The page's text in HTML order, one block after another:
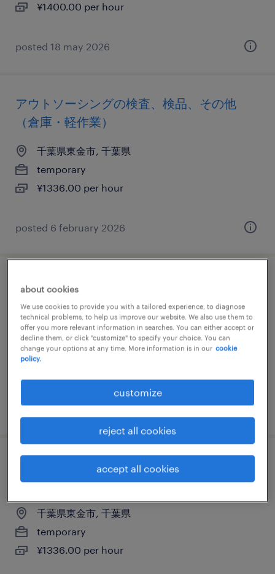
¥1400.00 per hour
posted 18 may 2026
アウトソーシングの検査、検品、その他
（倉庫・軽作業）
千葉県東金市, 千葉県
temporary
¥1336.00 per hour
posted 6 february 2026
アウトソーシングの検査、検品、その他
（倉庫・軽作業）
千葉県東金市, 千葉県
temporary
posted 31 march 2026
アウトソーシングの検査、仕分け・ピッキ
ング・梱包、清掃、入出荷
千葉県東金市, 千葉県
temporary
¥1336.00 per hour
about cookies
We use cookies to provide you with a tailored experience, to diagnose
technical problems, to help us improve our website. We also use them to
offer you more relevant information in searches. You can either accept or
decline them, or click "customize" to specify your choice. You can
change your options at any time. More information is in our cookie
policy.
customize
reject all cookies
accept all cookies